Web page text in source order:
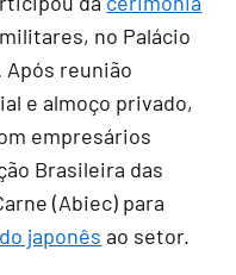
no Palácio
Após reunião
e almoço privado,
empresários
Brasileira das
(Abiec) para
japonês ao setor.